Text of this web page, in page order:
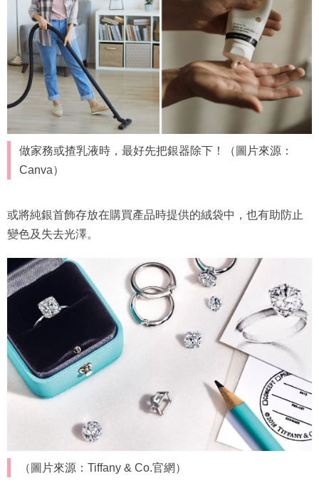
做家務或揸乳液時，最好先把銀器除下！（圖片來源：
Canva）
或將純銀首飾存放在購買產品時提供的絨袋中，也有助防止
變色及失去光澤。
（圖片來源：Tiffany & Co.官網）